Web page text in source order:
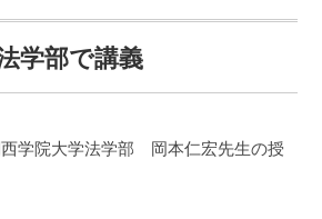
学部で講義
西学院大学法学部 岡本仁宏先生の授